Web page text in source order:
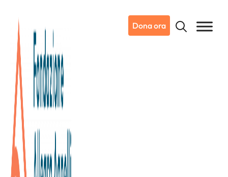
Dona ora
06/10/2023
Dicono di noi
Bianconeri e granata per la
ricerca